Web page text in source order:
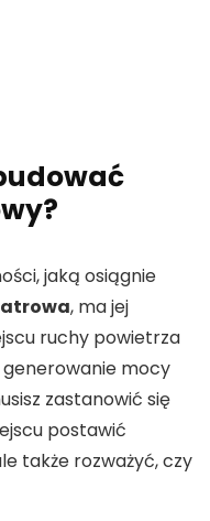
jaką osiągnie
, ma jej
ruchy powietrza
generowanie mocy
zastanowić się
postawić
także rozważyć, czy